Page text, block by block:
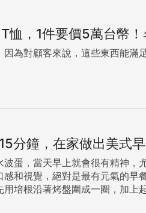
恤，1件要價5萬台幣
為對顧客來說，這些東西能滿
分鐘，在家做出美式
蛋，當天早上就會很有精神
擇。 今天KT要示範用家裡的馬芬烤盤就能做出水波蛋喔！不需
培根沿著烤盤圍成一圈，加